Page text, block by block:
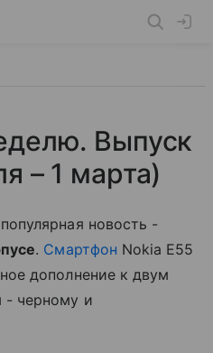
Выпуск
– 1 марта)
новость -
. Смартфон Nokia E55
дополнение к двум
- черному и